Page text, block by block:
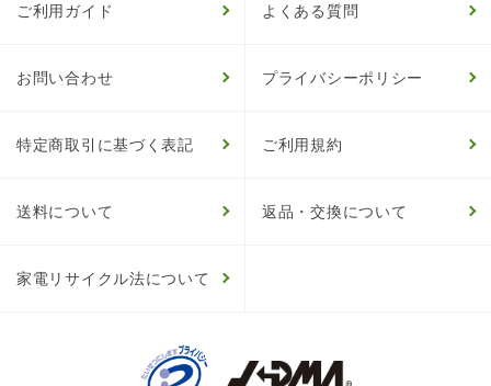
ご利用ガイド よくある質問
お問い合わせ プライバシーポリシー
特定商取引に基づく表記 ご利用規約
送料について 返品・交換について
家電リサイクル法について